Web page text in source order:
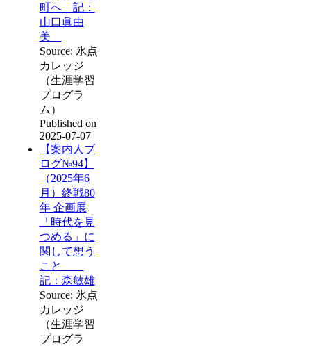
町へ 記：
山口眞由
美
Source: 氷点
カレッジ
（生涯学習
プログラ
ム）
Published on
2025-07-07
【案内人ブ
ログ№94】
（2025年6
月）終戦80
年 企画展
「時代を見
つめる」に
関して想う
こと
記：森敏雄
Source: 氷点
カレッジ
（生涯学習
プログラ